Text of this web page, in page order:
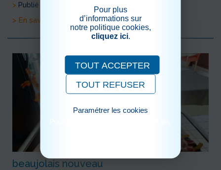
> Publié le 07/12/2020
> En savoir plus
beaujolais nouveau
Pour plus
d’informations sur
notre politique cookies,
cliquez ici.
TOUT ACCEPTER
TOUT REFUSER
Paramétrer les cookies